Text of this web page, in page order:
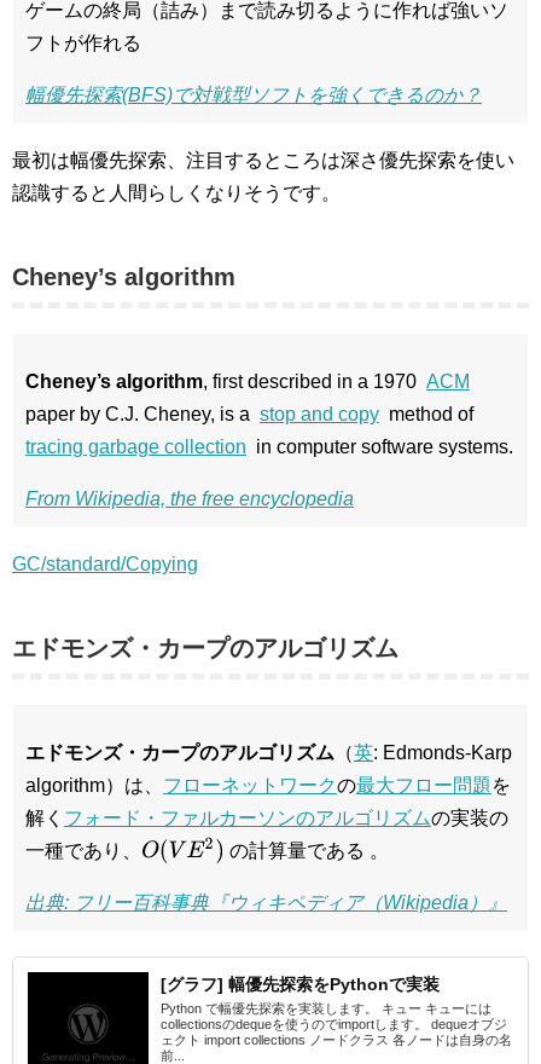
ゲームの終局（詰み）まで読み切るように作れば強いソ
フトが作れる
幅優先探索(BFS)で対戦型ソフトを強くできるのか？
最初は幅優先探索、注目するところは深さ優先探索を使い
認識すると人間らしくなりそうです。
Cheney’s algorithm
Cheney’s algorithm, first described in a 1970 ACM
paper by C.J. Cheney, is a stop and copy method of
tracing garbage collection in computer software systems.
From Wikipedia, the free encyclopedia
GC/standard/Copying
エドモンズ・カープのアルゴリズム
エドモンズ・カープのアルゴリズム （英: Edmonds-Karp
algorithm）は、 フローネットワークの最大フロー問題 を
解く フォード・ファルカーソンのアルゴリズムの実装の
一種であり、 O(VE2) の計算量である 。
出典: フリー百科事典『ウィキペディア（Wikipedia）』
[グラフ] 幅優先探索をPythonで実装
Python で幅優先探索を実装します。 キュー キューには
collectionsのdequeを使うのでimportします。 dequeオブジ
ェクト import collections ノードクラス 各ノードは自身の名
前...